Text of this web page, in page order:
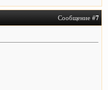
Сообщение #7